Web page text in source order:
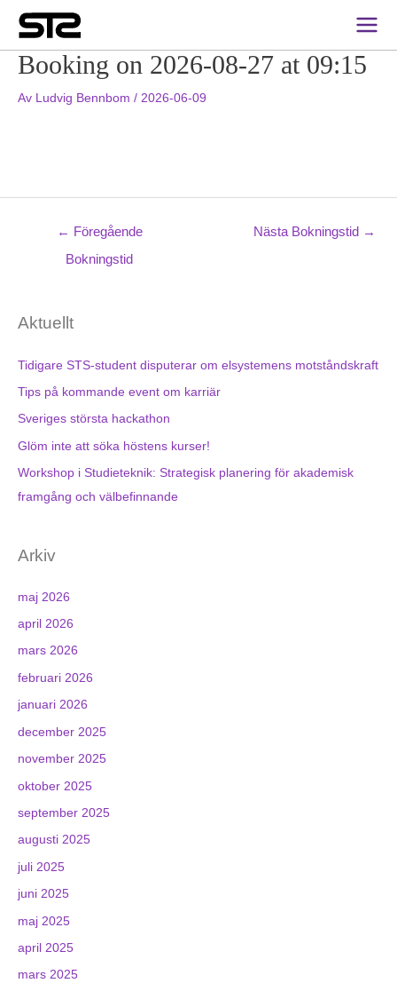
Main
Booking on 2026-08-27 at 09:15
Av Ludvig Bennbom / 2026-06-09
← Föregående
Bokningstid
Nästa Bokningstid →
Aktuellt
Tidigare STS-student disputerar om elsystemens motståndskraft
Tips på kommande event om karriär
Sveriges största hackathon
Glöm inte att söka höstens kurser!
Workshop i Studieteknik: Strategisk planering för akademisk
framgång och välbefinnande
Arkiv
maj 2026
april 2026
mars 2026
februari 2026
januari 2026
december 2025
november 2025
oktober 2025
september 2025
augusti 2025
juli 2025
juni 2025
maj 2025
april 2025
mars 2025